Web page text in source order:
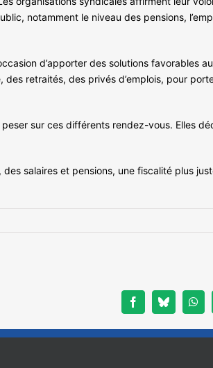
notamment le niveau des pensions,
d’apporter des solutions favorables
retraités, des privés d’emplois, pour
sur ces différents rendez-vous. Elles
salaires et pensions, une fiscalité plus
FacebookBluesky